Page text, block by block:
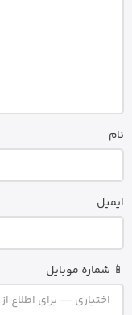
نام
ایمیل
📱 شماره موبایل